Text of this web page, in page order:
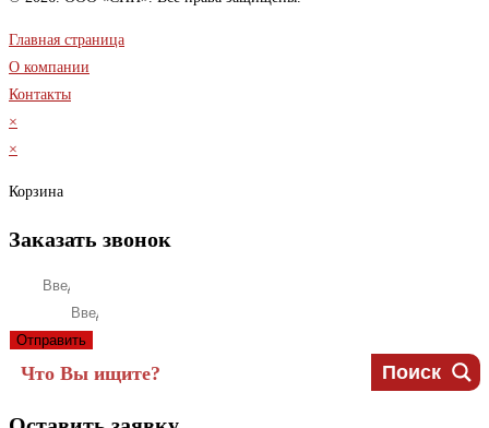
Главная страница
О компании
Контакты
×
×
Корзина
Заказать звонок
Отправить
Поиск